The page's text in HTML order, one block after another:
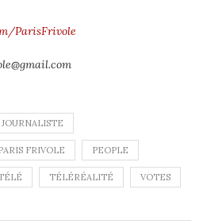
ParisFrivole
JOURNALISTE
FRIVOLE PEOPLE
TÉLÉRÉALITÉ VOTES